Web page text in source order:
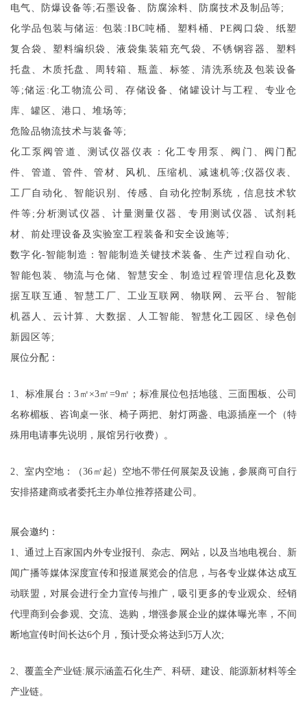
电气、防爆设备等;石墨设备、防腐涂料、防腐技术及制品等;
化学品包装与储运 : 包装 :IBC吨桶、塑料桶、PE阀口袋、纸塑
复合袋、塑料编织袋、液袋集装箱充气袋、不锈钢容器、塑料
托盘、木质托盘、周转箱、瓶盖、标签、清洗系统及包装设备
等;储运:化工物流公司、存储设备、储罐设计与工程、专业仓
库、罐区、港口、堆场等;
危险品物流技术与装备等;
化工泵阀管道、测试仪器仪表： 化工专用泵、阀门、阀门配
件、管道、管件、管材、风机、压缩机、减速机等 ;仪器仪表、
工厂自动化、智能识别、传感、自动化控制系统，信息技术软
件等;分析测试仪器、计量测量仪器、专用测试仪器、试剂耗
材、前处理设备及实验室工程装备和安全设施等;
数字化-智能制造： 智能制造关键技术装备、生产过程自动化、
智能包装、物流与仓储、智慧安全、制造过程管理信息化及数
据互联互通、智慧工厂、工业互联网、物联网、云平台、智能
机器人、云计算、大数据、人工智能、智慧化工园区、绿色创
新园区等;
展位分配：
1、标准展台：3㎡×3㎡=9㎡；标准展位包括地毯、三面围板、公司
名称楣板、咨询桌一张、椅子两把、射灯两盏、电源插座一个（特
殊用电请事先说明，展馆另行收费）。
2、室内空地：（36㎡起）空地不带任何展架及设施，参展商可自行
安排搭建商或者委托主办单位推荐搭建公司。
展会邀约：
1、通过上百家国内外专业报刊、杂志、网站，以及当地电视台、新
闻广播等媒体深度宣传和报道展览会的信息，与各专业媒体达成互
动联盟，对展会进行全力宣传与推广，吸引更多的专业观众、经销
代理商到会参观、交流、选购 ，增强参展企业的媒体曝光率，不间
断地宣传时间长达6个月，预计受众将达到 5万人次;
2、覆盖全产业链:展示涵盖石化生产、科研、建设、 能源新材料等全
产业链。